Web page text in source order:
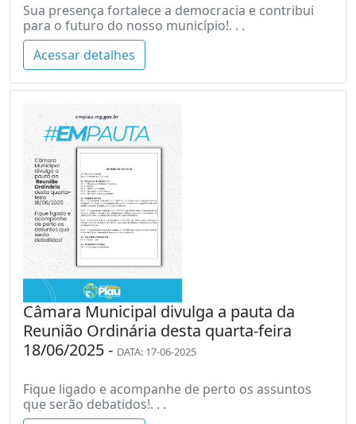
Sua presença fortalece a democracia e contribui
para o futuro do nosso município!. . .
Acessar detalhes
Câmara Municipal divulga a pauta da
Reunião Ordinária desta quarta-feira
18/06/2025 - DATA: 17-06-2025
Fique ligado e acompanhe de perto os assuntos
que serão debatidos!. . .